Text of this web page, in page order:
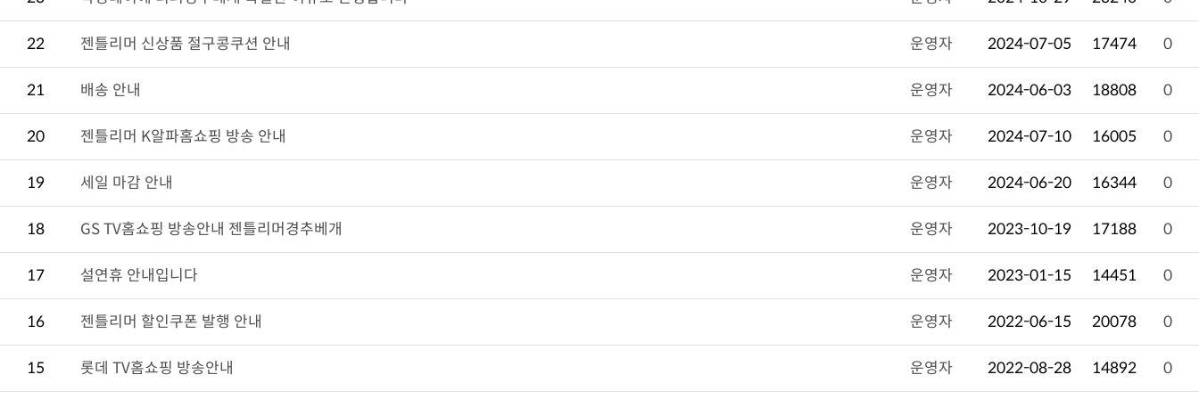
22 젠틀리머 신상품 절구콩쿠션 안내 운영자 2024-07-05 17474 0
21 배송 안내 운영자 2024-06-03 18808 0
20 젠틀리머 K알파홈쇼핑 방송 안내 운영자 2024-07-10 16005 0
19 세일 마감 안내 운영자 2024-06-20 16344 0
18 GS TV홈쇼핑 방송안내 젠틀리머경추베개 운영자 2023-10-19 17188 0
17 설연휴 안내입니다 운영자 2023-01-15 14451 0
16 젠틀리머 할인쿠폰 발행 안내 운영자 2022-06-15 20078 0
15 롯데 TV홈쇼핑 방송안내 운영자 2022-08-28 14892 0